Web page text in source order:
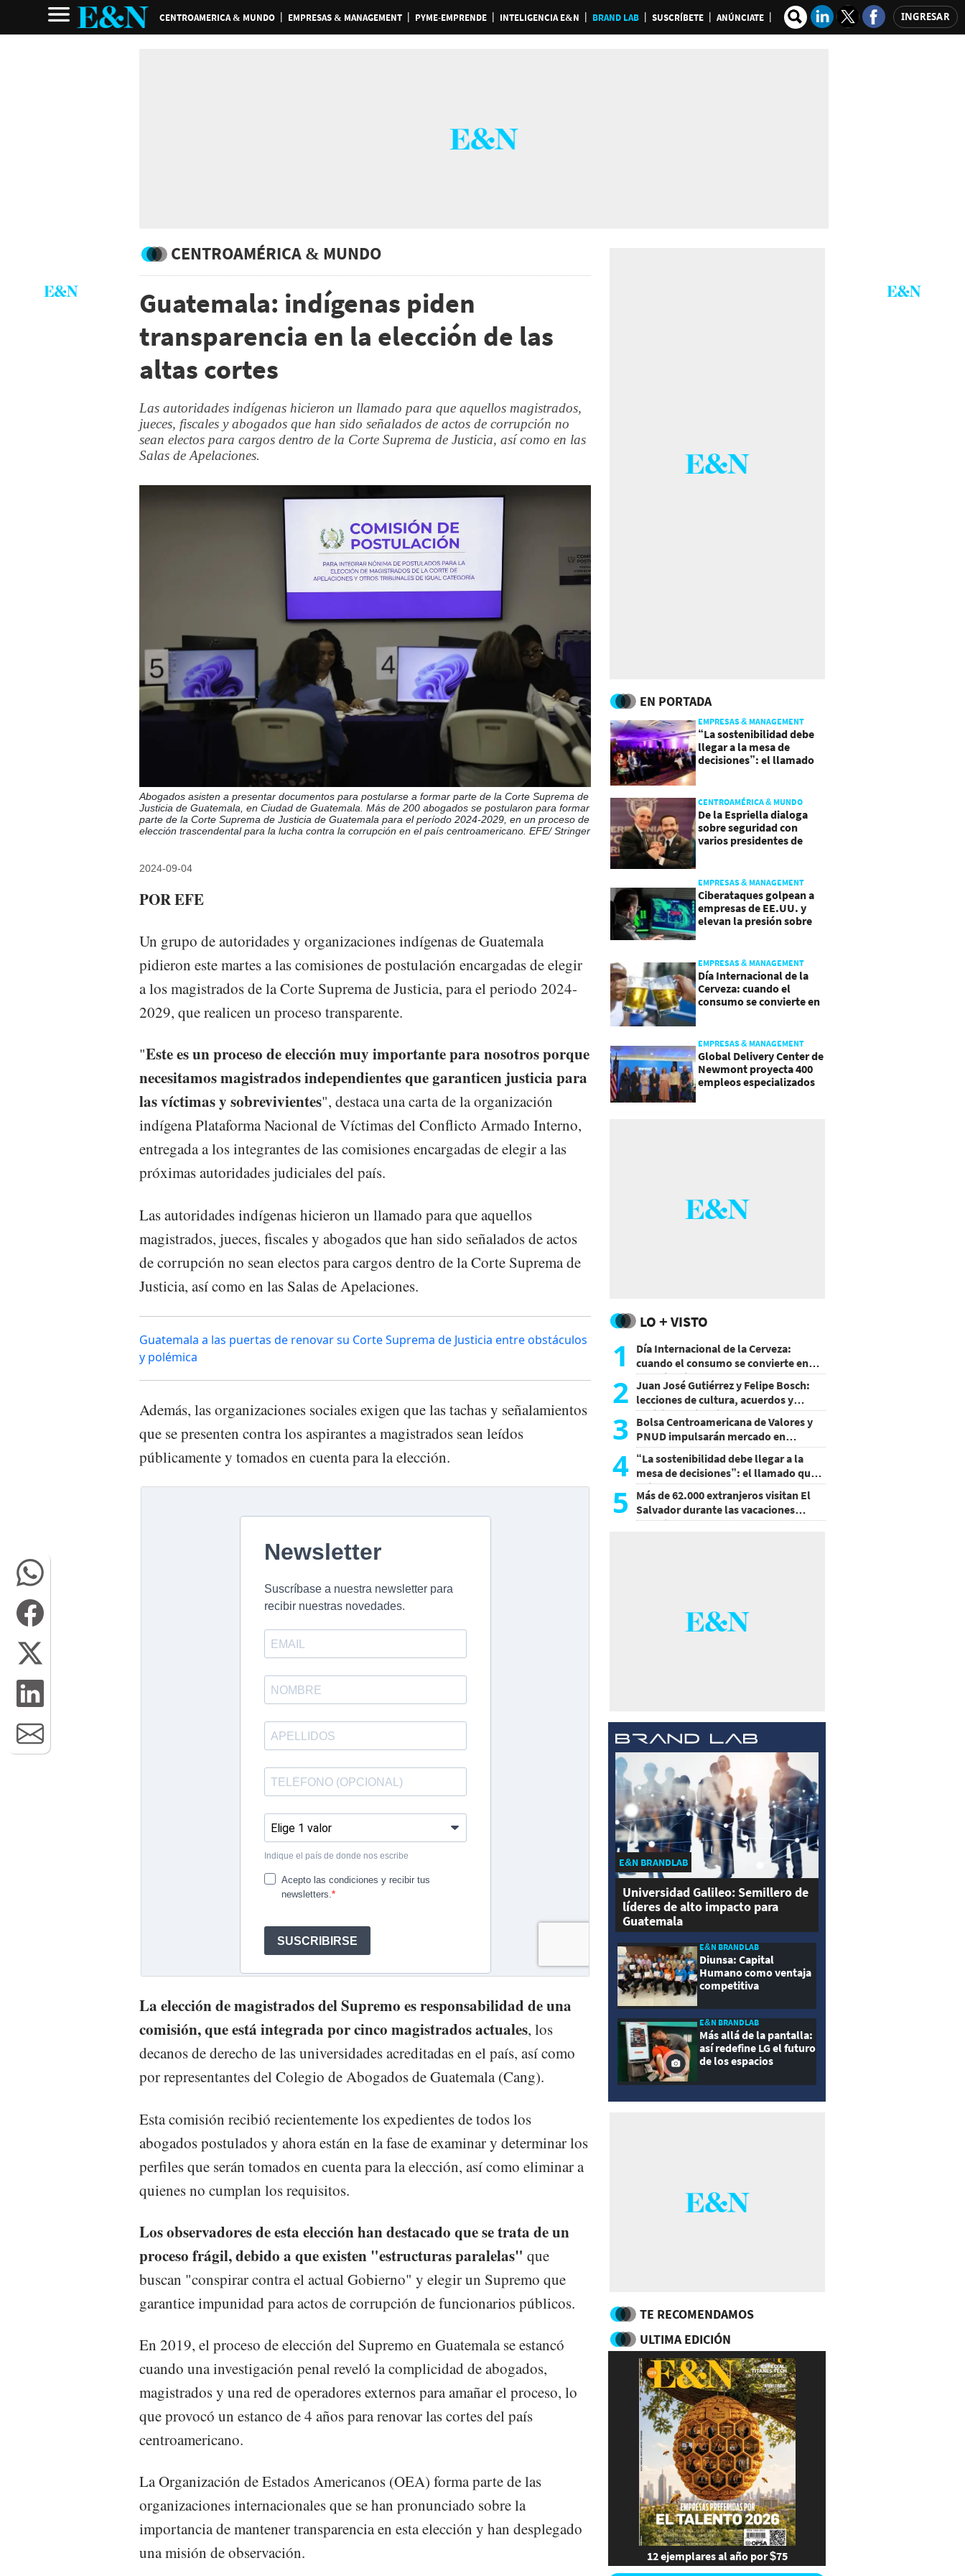
CENTROAMERICA & MUNDO EMPRESAS & MANAGEMENT PYME-EMPRENDE INTELIGENCIA E&N BRAND LAB SUSCRÍBETE ANÚNCIATE INGRESAR
CENTROAMÉRICA & MUNDO
Guatemala: indígenas piden
transparencia en la elección de las
altas cortes
Las autoridades indígenas hicieron un llamado para que aquellos magistrados,
jueces, fiscales y abogados que han sido señalados de actos de corrupción no
sean electos para cargos dentro de la Corte Suprema de Justicia, así como en las
Salas de Apelaciones.
Abogados asisten a presentar documentos para postularse a formar parte de la Corte Suprema de
Justicia de Guatemala, en Ciudad de Guatemala. Más de 200 abogados se postularon para formar
parte de la Corte Suprema de Justicia de Guatemala para el período 2024-2029, en un proceso de
elección trascendental para la lucha contra la corrupción en el país centroamericano. EFE/ Stringer
2024-09-04
POR EFE
Un grupo de autoridades y organizaciones indígenas de Guatemala
pidieron este martes a las comisiones de postulación encargadas de elegir
a los magistrados de la Corte Suprema de Justicia, para el periodo 2024-
2029, que realicen un proceso transparente.
"Este es un proceso de elección muy importante para nosotros porque
necesitamos magistrados independientes que garanticen justicia para
las víctimas y sobrevivientes", destaca una carta de la organización
indígena Plataforma Nacional de Víctimas del Conflicto Armado Interno,
entregada a los integrantes de las comisiones encargadas de elegir a las
próximas autoridades judiciales del país.
Las autoridades indígenas hicieron un llamado para que aquellos
magistrados, jueces, fiscales y abogados que han sido señalados de actos
de corrupción no sean electos para cargos dentro de la Corte Suprema de
Justicia, así como en las Salas de Apelaciones.
Guatemala a las puertas de renovar su Corte Suprema de Justicia entre obstáculos
y polémica
Además, las organizaciones sociales exigen que las tachas y señalamientos
que se presenten contra los aspirantes a magistrados sean leídos
públicamente y tomados en cuenta para la elección.
La elección de magistrados del Supremo es responsabilidad de una
comisión, que está integrada por cinco magistrados actuales, los
decanos de derecho de las universidades acreditadas en el país, así como
por representantes del Colegio de Abogados de Guatemala (Cang).
Esta comisión recibió recientemente los expedientes de todos los
abogados postulados y ahora están en la fase de examinar y determinar los
perfiles que serán tomados en cuenta para la elección, así como eliminar a
quienes no cumplan los requisitos.
Los observadores de esta elección han destacado que se trata de un
proceso frágil, debido a que existen "estructuras paralelas" que
buscan "conspirar contra el actual Gobierno" y elegir un Supremo que
garantice impunidad para actos de corrupción de funcionarios públicos.
En 2019, el proceso de elección del Supremo en Guatemala se estancó
cuando una investigación penal reveló la complicidad de abogados,
magistrados y una red de operadores externos para amañar el proceso, lo
que provocó un estanco de 4 años para renovar las cortes del país
centroamericano.
La Organización de Estados Americanos (OEA) forma parte de las
organizaciones internacionales que se han pronunciado sobre la
importancia de mantener transparencia en esta elección y han desplegado
una misión de observación.
EN PORTADA
EMPRESAS & MANAGEMENT
“La sostenibilidad debe
llegar a la mesa de
decisiones”: el llamado
CENTROAMÉRICA & MUNDO
De la Espriella dialoga
sobre seguridad con
varios presidentes de
EMPRESAS & MANAGEMENT
Ciberataques golpean a
empresas de EE.UU. y
elevan la presión sobre
EMPRESAS & MANAGEMENT
Día Internacional de la
Cerveza: cuando el
consumo se convierte en
EMPRESAS & MANAGEMENT
Global Delivery Center de
Newmont proyecta 400
empleos especializados
LO + VISTO
1
Día Internacional de la Cerveza:
cuando el consumo se convierte en
experiencia
2 Juan José Gutiérrez y Felipe Bosch:
lecciones de cultura, acuerdos y
decisiones sin miedo
3 Bolsa Centroamericana de Valores y
PNUD impulsarán mercado en
Honduras
4 “La sostenibilidad debe llegar a la
mesa de decisiones”: el llamado que
deja CentraRSE
5
Más de 62.000 extranjeros visitan El
Salvador durante las vacaciones
agostinas
E&N BRANDLAB
Universidad Galileo: Semillero de
líderes de alto impacto para
Guatemala
E&N BRANDLAB
Diunsa: Capital
Humano como ventaja
competitiva
E&N BRANDLAB
Más allá de la pantalla:
así redefine LG el futuro
de los espacios
TE RECOMENDAMOS
ULTIMA EDICIÓN
12 ejemplares al año por $75